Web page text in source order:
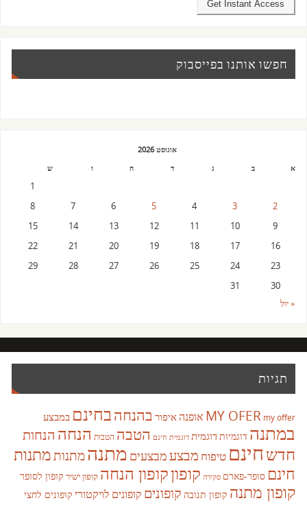
חפשו אותנו בפייסבוק
אוגוסט 2026
א
ב ג ד ה ו ש
1
2
3
4
5
6
7
8
9
10
11
12
13
14
15
16
17
18
19
20
21
22
23
24
25
26
27
28
29
30
31
« יול
תגיות
MY OFER my offer אופנהאיפור בהנחהבחינם במבצע
במתנה דוגמיות דוגמית דוגמית חינם הטבה הטבות הנחה הנחות
חדשחינם טיפוח מבצעמבצעים מתנהמתנותמתנות
חינם סופר-פארם סקירה קופוןקופון הנחה קופון ישיר קופון לסופר
קופון מתנה קופון תנובה קופונים קופונים לויקטורי קופונים לחצי